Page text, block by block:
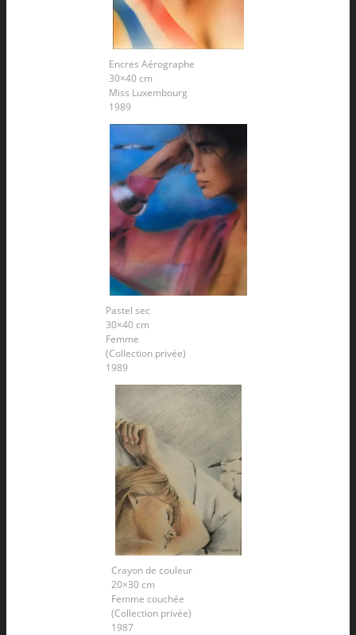
Encres Aérographe
30×40 cm
Miss Luxembourg
1989
Pastel sec
30×40 cm
Femme
(Collection privée)
1989
Crayon de couleur
20×30 cm
Femme couchée
(Collection privée)
1987